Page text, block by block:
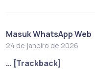
Masuk WhatsApp Web
24 de janeiro de 2026
… [Trackback]